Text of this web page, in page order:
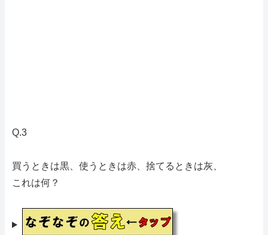
Q.3
買うときは黒、使うときは赤、捨てるときは灰、
これは何？